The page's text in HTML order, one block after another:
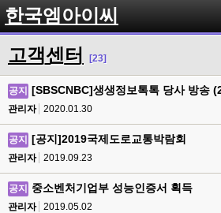
한국엠아이씨
고객센터 [23]
공지 [SBSCNBC]생생정보톡톡 당사 방송
관리자 2020.01.30
공지 [공지]2019국제도로교통박람회
관리자 2019.09.23
공지 중소벤처기업부 성능인증서 획득
관리자 2019.05.02